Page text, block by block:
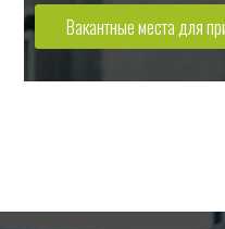
Вакантные места для